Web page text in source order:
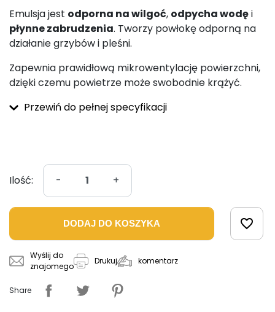
Emulsja jest odporna na wilgoć, odpycha wodęi
płynne zabrudzenia. Tworzy powłokę odporną na
działanie grzybów i pleśni.
Zapewnia prawidłową mikrowentylację powierzchni,
dzięki czemu powietrze może swobodnie krążyć.
Przewiń do pełnej specyfikacji
Ilość: - +
DODAJ DO KOSZYKA favorite_border
Wyślij do
znajomego
Drukuj komentarz
Share